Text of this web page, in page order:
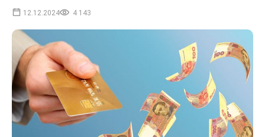
12.12.2024 4 143